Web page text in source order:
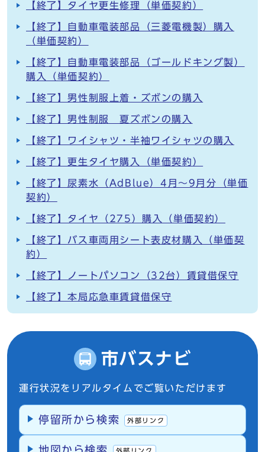
【終了】タイヤ更生修理（単価契約）
【終了】自動車電装部品（三菱電機製）購入
（単価契約）
【終了】自動車電装部品（ゴールドキング製）
購入（単価契約）
【終了】男性制服上着・ズボンの購入
【終了】男性制服 夏ズボンの購入
【終了】ワイシャツ・半袖ワイシャツの購入
【終了】更生タイヤ購入（単価契約）
【終了】尿素水（AdBlue）4月～9月分（単価
契約）
【終了】タイヤ（275）購入（単価契約）
【終了】バス車両用シート表皮材購入（単価契
約）
【終了】ノートパソコン（32台）賃貸借保守
【終了】本局応急車賃貸借保守
市バスナビ
運行状況をリアルタイムでご覧いただけます
停留所から検索 外部リンク
地図から検索 外部リンク